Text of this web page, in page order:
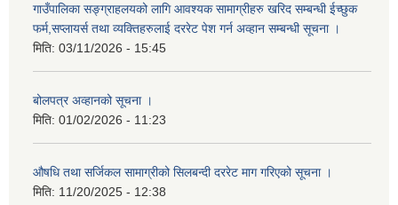
गाउँपालिका सङ्ग्राहलयको लागि आवश्यक सामाग्रीहरु खरिद सम्बन्धी ईच्छुक
फर्म,सप्लायर्स तथा व्यक्तिहरुलाई दररेट पेश गर्न अव्हान सम्बन्धी सूचना ।
मिति: 03/11/2026 - 15:45
बोलपत्र अव्हानको सूचना ।
मिति: 01/02/2026 - 11:23
औषधि तथा सर्जिकल सामाग्रीको सिलबन्दी दररेट माग गरिएको सूचना ।
मिति: 11/20/2025 - 12:38